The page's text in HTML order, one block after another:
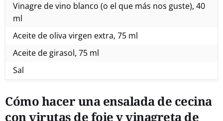
Vinagre de vino blanco (o el que más nos guste), 40
ml
Aceite de oliva virgen extra, 75 ml
Aceite de girasol, 75 ml
Sal
Cómo hacer una ensalada de cecina
con virutas de foie y vinagreta de